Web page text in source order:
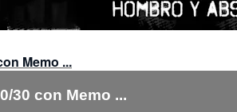
Memo ...
30 con Memo ...